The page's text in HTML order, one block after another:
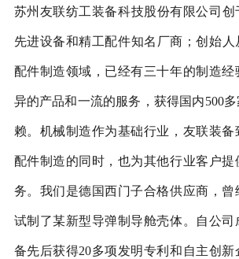
苏州友联纺工装备科技股份有限公司创
先进设备和精工配件知名厂商；创始人
配件制造领域，已经有三十年的制造经
异的产品和一流的服务，获得国内500
赖。机械制造作为基础行业，友联装备
配件制造的同时，也为其他行业客户提
务。我们是德国西门子合格供应商，曾
试制了某新型导弹制导舱壳体。自公司
备先后获得20多项发明专利和自主创新